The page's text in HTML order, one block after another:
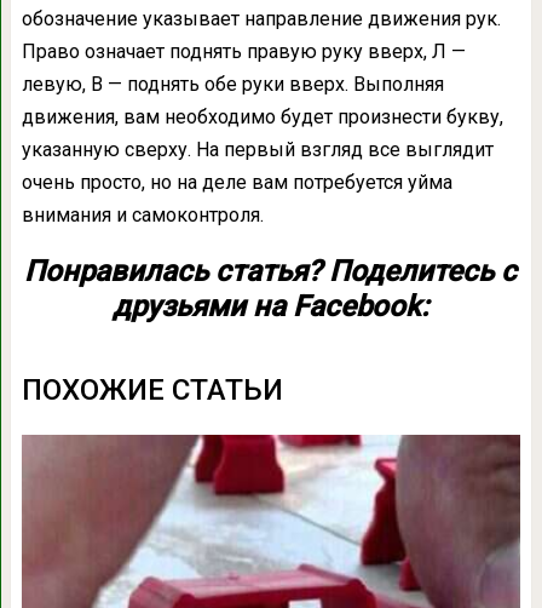
обозначение указывает направление движения рук.
Право означает поднять правую руку вверх, Л —
левую, В — поднять обе руки вверх. Выполняя
движения, вам необходимо будет произнести букву,
указанную сверху. На первый взгляд все выглядит
очень просто, но на деле вам потребуется уйма
внимания и самоконтроля.
Понравилась статья? Поделитесь с
друзьями на Facebook:
ПОХОЖИЕ СТАТЬИ